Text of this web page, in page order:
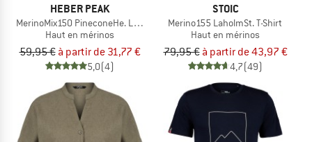
HEBER PEAK
MerinoMix150 PineconeHe. Logo T-Shirt
Haut en mérinos
59,95 € à partir de 31,77 €
5,0(4)
STOIC
Merino155 LaholmSt. T-Shirt
Haut en mérinos
79,95 € à partir de 43,97 €
4,7(49)